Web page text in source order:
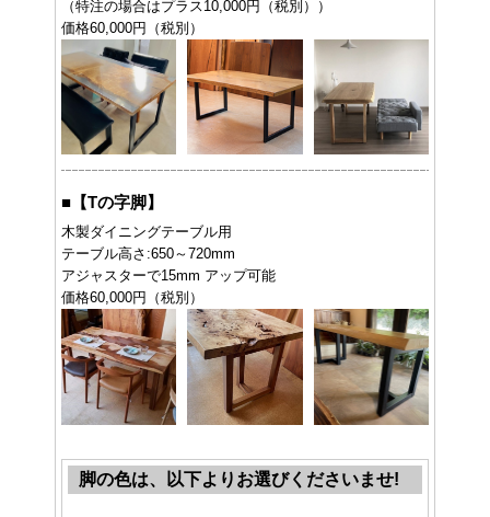
（特注の場合はプラス10,000円（税別））
価格60,000円（税別）
■ 【Tの字脚】
木製ダイニングテーブル用
テーブル高さ:650～720mm
アジャスターで15mm アップ可能
価格60,000円（税別）
脚の色は、以下よりお選びくださいませ!